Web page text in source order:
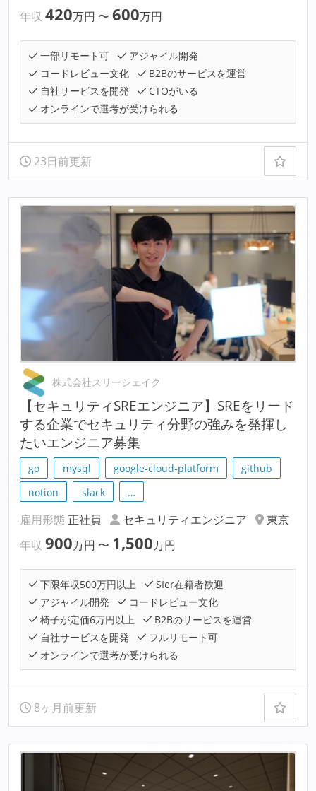
年収 420万円 〜 600万円
一部リモート可
アジャイル開発
コードレビュー文化
B2Bのサービスを運営
自社サービスを開発
CTOがいる
オンラインで選考が受けられる
23日前更新
株式会社スリーシェイク
【セキュリティSREエンジニア】SREをリード
する企業でセキュリティ分野の強みを発揮し
たいエンジニア募集
go mysql google-cloud-platform
github
notion
slack …
雇用形態 正社員 セキュリティエンジニア
東京
年収 900万円 〜 1,500万円
下限年収500万円以上
SIer在籍者歓迎
アジャイル開発
コードレビュー文化
椅子が定価6万円以上
B2Bのサービスを運営
自社サービスを開発
フルリモート可
オンラインで選考が受けられる
8ヶ月前更新